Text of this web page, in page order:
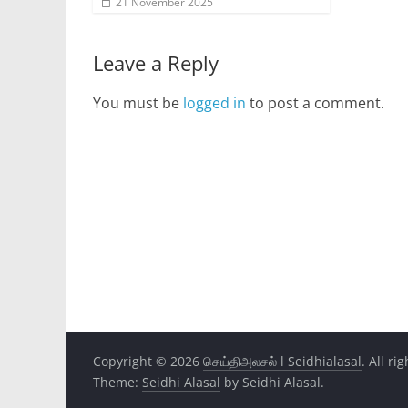
Leave a Reply
You must be logged in to post a comment.
Copyright © 2026 செய்திஅலசல் l Seidhialasal. All
Theme: Seidhi Alasal by Seidhi Alasal.